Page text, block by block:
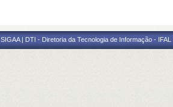
SIGAA | DTI - Diretoria da Tecnologia de Informação -